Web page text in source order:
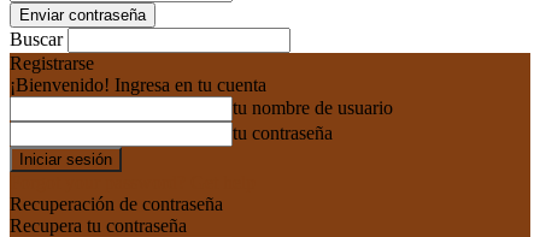
Buscar
Registrarse
¡Bienvenido! Ingresa en tu cuenta
tu nombre de usuario
tu contraseña
Recuperación de contraseña
Recupera tu contraseña